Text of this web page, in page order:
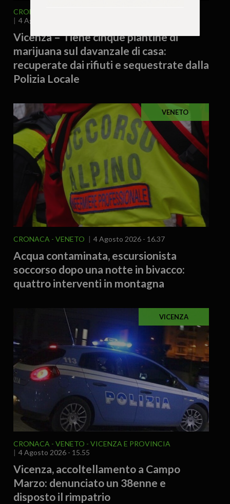
CRONACA
4 Agosto 2026 - 17.19
Vicenza – Tiene cinque piantine di
marijuana sul davanzale di casa:
recuperate dai rifiuti e sequestrate dalla
Polizia Locale
VENETO
CRONACA VENETO 4 Agosto 2026 - 16.37
Acqua contaminata, escursionista
soccorso dopo una notte in bivacco:
quattro interventi in montagna
VICENZA
CRONACA VENETO
VICENZA E PROVINCIA
4 Agosto 2026 - 15.55
Vicenza, accoltellamento a Campo
Marzo: denunciato un 38enne e
disposto il rimpatrio